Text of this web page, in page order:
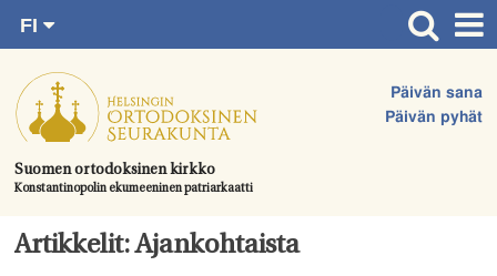
suoraan
sisältöön.
Suomen ortodoksinen kirkko
Konstantinopolin ekumeeninen patriarkaatti
Päivän sana
Päivän pyhät
FI
SV
EN
UA
Etusivu
Ajankohtaista
Juhlat & toimitukset
Kirkot
Artikkelit: Ajankohtaista